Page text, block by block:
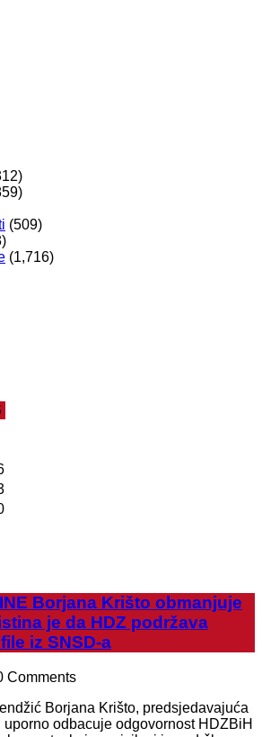
(509)
(1,716)
Borjana Krišto obmanjuje
je da HDZ podržava
iz SNSD-a
Comments
Borjana Krišto, predsjedavajuća
odbacuje odgovornost HDZBiH